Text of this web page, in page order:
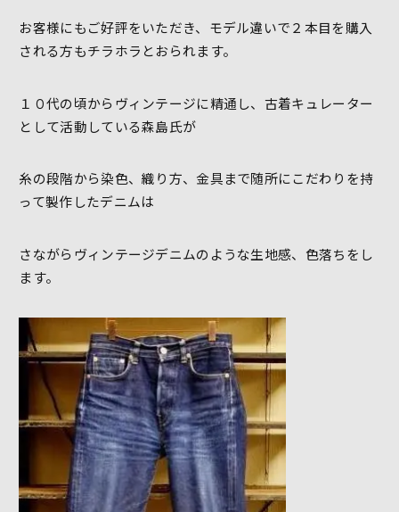
お客様にもご好評をいただき、モデル違いで２本目を購入
される方もチラホラとおられます。
１０代の頃からヴィンテージに精通し、古着キュレーター
として活動している森島氏が
糸の段階から染色、織り方、金具まで随所にこだわりを持
って製作したデニムは
さながらヴィンテージデニムのような生地感、色落ちをし
ます。